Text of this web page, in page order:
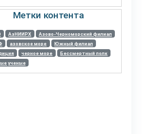
Метки контента
АзНИИРХ
Азово-Черноморский филиал
азовское море
Южный филиал
черное море
Бессмертный полк
ученые